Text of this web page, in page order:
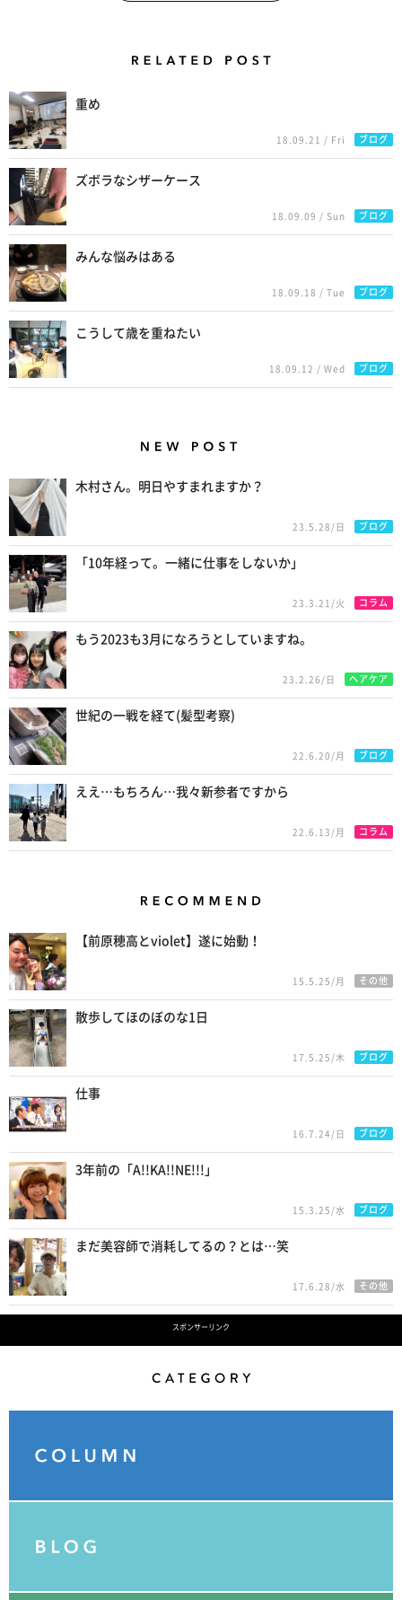
重め
18.09.21 / Fri ブログ
ズボラなシザーケース
18.09.09 / Sun ブログ
みんな悩みはある
18.09.18 / Tue ブログ
こうして歳を重ねたい
18.09.12 / Wed ブログ
木村さん。明日やすまれますか？
23.5.28/日 ブログ
「10年経って。一緒に仕事をしないか」
23.3.21/火 コラム
もう2023も3月になろうとしていますね。
23.2.26/日 ヘアケア
世紀の一戦を経て(髪型考察)
22.6.20/月 ブログ
ええ…もちろん…我々新参者ですから
22.6.13/月 コラム
【前原穂高とviolet】遂に始動！
15.5.25/月 その他
散歩してほのぼのな1日
17.5.25/木 ブログ
仕事
16.7.24/日 ブログ
3年前の「A!!KA!!NE!!!」
15.3.25/水 ブログ
まだ美容師で消耗してるの？とは…笑
17.6.28/水 その他
スポンサーリンク